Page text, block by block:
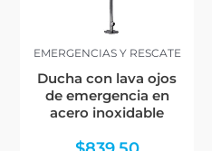
EMERGENCIAS Y RESCATE
Ducha con lava ojos
de emergencia en
acero inoxidable